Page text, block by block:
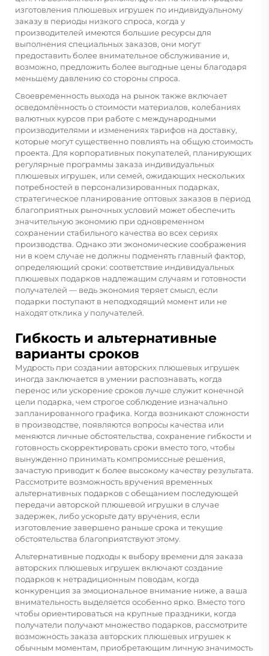
изготовления плюшевых игрушек по индивидуальному
заказу в периоды низкого спроса, когда у
производителей имеются большие ресурсы для
выполнения специальных заказов, они могут
предоставить более внимательное обслуживание и,
возможно, предложить более выгодные цены благодаря
меньшему давлению со стороны спроса.
Своевременность выхода на рынок также включает
осведомлённость о стоимости материалов, колебаниях
валютных курсов при работе с международными
производителями и изменениях тарифов на доставку,
которые могут существенно повлиять на общую стоимость
проекта. Для корпоративных покупателей, планирующих
регулярные программы заказа индивидуальных
плюшевых игрушек, или семей, ожидающих нескольких
потребностей в персонализированных подарках,
стратегическое планирование оптовых заказов в период
благоприятных рыночных условий может обеспечить
значительную экономию при одновременном
сохранении стабильного качества во всех сериях
производства. Однако эти экономические соображения
ни в коем случае не должны подменять главный фактор,
определяющий сроки: соответствие индивидуальных
плюшевых подарков надлежащим случаям и готовности
получателей — ведь экономия теряет смысл, если
подарки поступают в неподходящий момент или не
находят отклика у получателей.
Гибкость и альтернативные
варианты сроков
Мудрость при создании авторских плюшевых игрушек
иногда заключается в умении распознавать, когда
перенос или ускорение сроков лучше служит конечной
цели подарка, чем строгое соблюдение изначально
запланированного графика. Когда возникают сложности
в производстве, появляются вопросы качества или
меняются личные обстоятельства, сохранение гибкости и
готовность скорректировать сроки вместо того, чтобы
вынужденно принимать компромиссные решения,
зачастую приводит к более высокому качеству результата.
Рассмотрите возможность вручения временных
альтернативных подарков с обещанием последующей
передачи авторской плюшевой игрушки в случае
задержек, либо ускорьте дату вручения, если
изготовление завершено раньше срока и текущие
обстоятельства благоприятствуют этому.
Альтернативные подходы к выбору времени для заказа
авторских плюшевых игрушек включают создание
подарков к нетрадиционным поводам, когда
конкуренция за эмоциональное внимание ниже, а ваша
внимательность выделяется особенно ярко. Вместо того
чтобы ориентироваться на крупные праздники, когда
получатели получают множество подарков, рассмотрите
возможность заказа авторских плюшевых игрушек к
обычным моментам, приобретающим личную значимость